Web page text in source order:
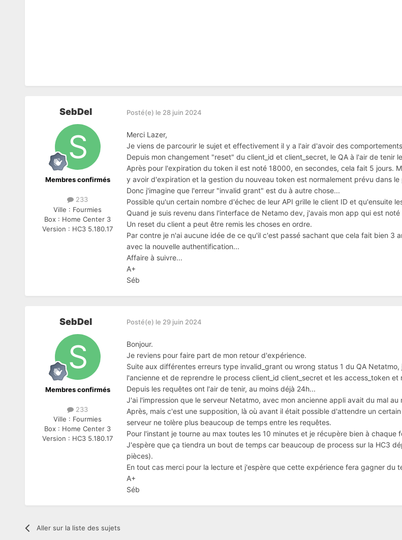
SebDel
Membres confirmés
233
Ville : Fourmies
Box : Home Center 3
Version : HC3 5.180.17
Posté(e) le 28 juin 2024
Merci Lazer,
Je viens de parcourir le sujet et effectivement il y a l'air d'avoir des
Depuis mon changement "reset" du client_id et client_secret, le QA à l'air de tenir
Après pour l'expiration du token il est noté 18000, en secondes, cela fait 5 jours.
y avoir d'expiration et la gestion du nouveau token est normalement prévu dans le
Donc j'imagine que l'erreur "invalid grant" est du à autre chose...
Possible qu'un certain nombre d'échec de leur API grille le client ID et qu'ensuite
Quand je suis revenu dans l'interface de Netamo dev, j'avais mon app qui est
Un reset du client a peut être remis les choses en ordre.
Par contre je n'ai aucune idée de ce qu'il c'est passé sachant que cela fait bien 3
avec la nouvelle authentification...
Affaire à suivre...
A+
Séb
SebDel
Membres confirmés
233
Ville : Fourmies
Box : Home Center 3
Version : HC3 5.180.17
Posté(e) le 29 juin 2024
Bonjour.
Je reviens pour faire part de mon retour d'expérience.
Suite aux différentes erreurs type invalid_grant ou wrong status 1 du QA
l'ancienne et de reprendre le process client_id client_secret et les access_token
Depuis les requêtes ont l'air de tenir, au moins déjà 24h...
J'ai l'impression que le serveur Netatmo, avec mon ancienne appli avait du mal
Après, mais c'est une supposition, là où avant il était possible d'attendre un
serveur ne tolère plus beaucoup de temps entre les requêtes.
Pour l'instant je tourne au max toutes les 10 minutes et je récupère bien à chaque
J'espère que ça tiendra un bout de temps car beaucoup de process sur la HC3
pièces).
En tout cas merci pour la lecture et j'espère que cette expérience fera gagner du
A+
Séb
Aller sur la liste des sujets